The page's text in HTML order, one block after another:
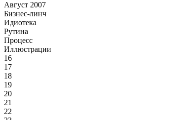
Август 2007
Бизнес-линч
Идиотека
Рутина
Процесс
Иллюстрации
16
17
18
19
20
21
22